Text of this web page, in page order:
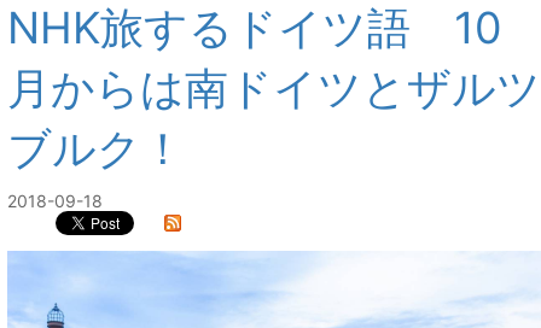
NHK旅するドイツ語 10
月からは南ドイツとザルツ
ブルク！
2018-09-18